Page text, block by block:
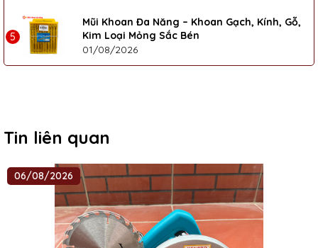
5
Mũi Khoan Đa Năng – Khoan Gạch, Kính, Gỗ,
Kim Loại Mỏng Sắc Bén
01/08/2026
Tin liên quan
06/08/2026